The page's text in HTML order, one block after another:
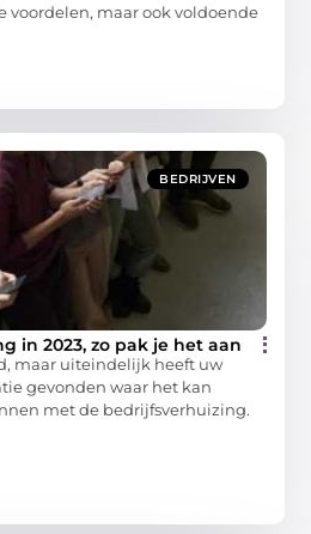
voordelen, maar ook voldoende
BEDRIJVEN
in 2023, zo pak je het aan
maar uiteindelijk heeft uw
gevonden waar het kan
met de bedrijfsverhuizing.